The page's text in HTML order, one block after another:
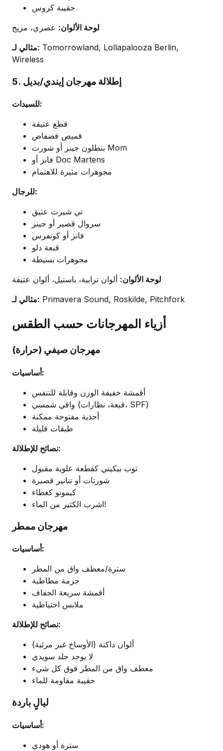
حقيبة كروس
لوحة الألوان: عصري، مزيج
مثالي لـ: Tomorrowland, Lollapalooza Berlin,
Wireless
5. إطلالة مهرجان إيندي/بديل
للسيدات:
قطع عتيقة
قميص فضفاض
بنطلون جينز أو شورت Mom
فانز أو Doc Martens
مجوهرات مثيرة للاهتمام
للرجال:
تي شيرت عتيق
سروال قصير أو جينز
فانز أو كونفرس
قبعة دلو
مجوهرات بسيطة
لوحة الألوان: ألوان ترابية، باستيل، ألوان عتيقة
مثالي لـ: Primavera Sound, Roskilde, Pitchfork
أزياء المهرجانات حسب الطقس
مهرجان صيفي (حرارة)
أساسيات:
أقمشة خفيفة الوزن وقابلة للتنفس
واقي شمسي (قبعة، نظارات، SPF)
أحذية مفتوحة ممكنة
طبقات قليلة
نصائح للإطلالة:
توب بيكيني كقطعة علوية مقبول
شورتات أو تنانير قصيرة
كيمونو كغطاء
اشرب الكثير من الماء!
مهرجان ممطر
أساسيات:
سترة/معطف واق من المطر
جزمة مطاطية
أقمشة سريعة الجفاف
ملابس احتياطية
نصائح للإطلالة:
ألوان داكنة (الأوساخ غير مرئية)
لا يوجد جلد سويدي
معطف واق من المطر فوق كل شيء
حقيبة مقاومة للماء
ليالٍ باردة
أساسيات:
سترة أو هودي